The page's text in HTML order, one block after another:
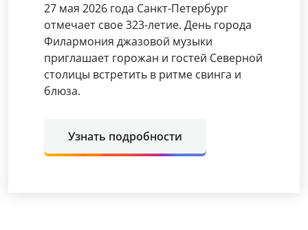
27 мая 2026 года Санкт-Петербург
отмечает свое 323-летие. День города
Филармония джазовой музыки
приглашает горожан и гостей Северной
столицы встретить в ритме свинга и
блюза.
Узнать подробности